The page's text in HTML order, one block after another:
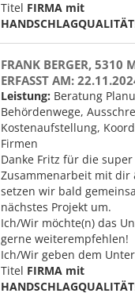
Titel FIRMA mit
HANDSCHLAGQUALITÄT
FRANK BERGER, 5310
ERFASST AM:
Leistung: Beratung
Behördenwege,
Kostenaufstellung,
Firmen
Danke Fritz für die super
Zusammenarbeit mit dir
setzen wir bald
nächstes Projekt um.
Ich/Wir möchte(n) das
gerne weiterempfehlen!
Ich/Wir geben dem
Titel FIRMA mit
HANDSCHLAGQUALITÄT